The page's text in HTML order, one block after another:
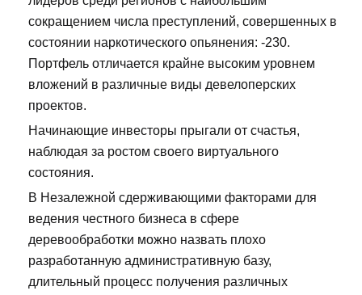
сокращением числа преступлений, совершенных в
состоянии наркотического опьянения: -230.
Портфель отличается крайне высоким уровнем
вложений в различные виды девелоперских
проектов.
Начинающие инвесторы прыгали от счастья,
наблюдая за ростом своего виртуального
состояния.
В Незалежной сдерживающими факторами для
ведения честного бизнеса в сфере
деревообработки можно назвать плохо
разработанную административную базу,
длительный процесс получения различных